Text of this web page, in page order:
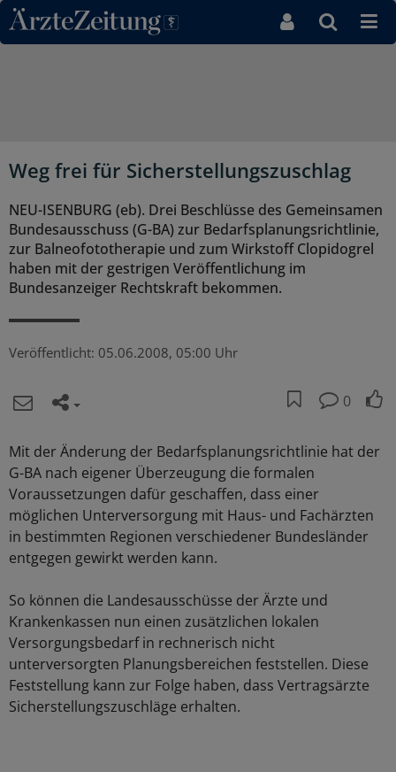
Direkt zum Inhaltsbereich
Weg frei für Sicherstellungszuschlag
NEU-ISENBURG (eb). Drei Beschlüsse des Gemeinsamen
Bundesausschuss (G-BA) zur Bedarfsplanungsrichtlinie,
zur Balneofototherapie und zum Wirkstoff Clopidogrel
haben mit der gestrigen Veröffentlichung im
Bundesanzeiger Rechtskraft bekommen.
Veröffentlicht: 05.06.2008, 05:00 Uhr
0
Mit der Änderung der Bedarfsplanungsrichtlinie hat der
G-BA nach eigener Überzeugung die formalen
Voraussetzungen dafür geschaffen, dass einer
möglichen Unterversorgung mit Haus- und Fachärzten
in bestimmten Regionen verschiedener Bundesländer
entgegen gewirkt werden kann.
So können die Landesausschüsse der Ärzte und
Krankenkassen nun einen zusätzlichen lokalen
Versorgungsbedarf in rechnerisch nicht
unterversorgten Planungsbereichen feststellen. Diese
Feststellung kann zur Folge haben, dass Vertragsärzte
Sicherstellungszuschläge erhalten.